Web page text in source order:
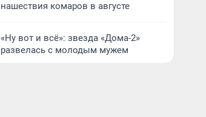
нашествия комаров в августе
«Ну вот и всё»: звезда «Дома-2»
развелась с молодым мужем